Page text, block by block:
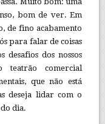
bom de ver. Em
de fino acabamento
para falar de coisas
desafios dos nossos
teatrão comercial
que não está
deseja lidar com o
dia.